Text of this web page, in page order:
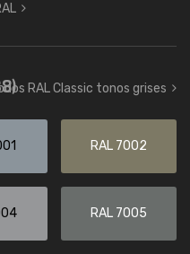
RAL Classic tonos grises
RAL 7002
RAL 7005